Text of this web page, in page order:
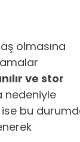
olmasına
ve stor
nedeniyle
ise bu